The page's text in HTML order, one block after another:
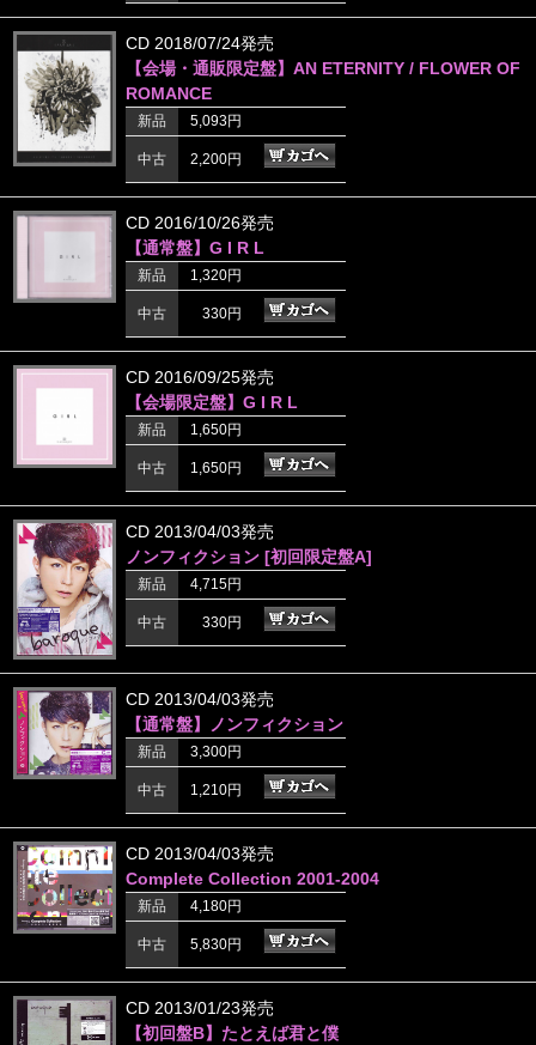
CD 2018/07/24発売
【会場・通販限定盤】AN ETERNITY / FLOWER OF
ROMANCE
新品 5,093円
中古 2,200円
CD 2016/10/26発売
【通常盤】G I R L
新品 1,320円
中古 330円
CD 2016/09/25発売
【会場限定盤】G I R L
新品 1,650円
中古 1,650円
CD 2013/04/03発売
ノンフィクション [初回限定盤A]
新品 4,715円
中古 330円
CD 2013/04/03発売
【通常盤】ノンフィクション
新品 3,300円
中古 1,210円
CD 2013/04/03発売
Complete Collection 2001-2004
新品 4,180円
中古 5,830円
CD 2013/01/23発売
【初回盤B】たとえば君と僕